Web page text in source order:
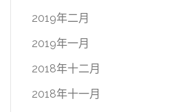
2019年二月
2019年一月
2018年十二月
2018年十一月